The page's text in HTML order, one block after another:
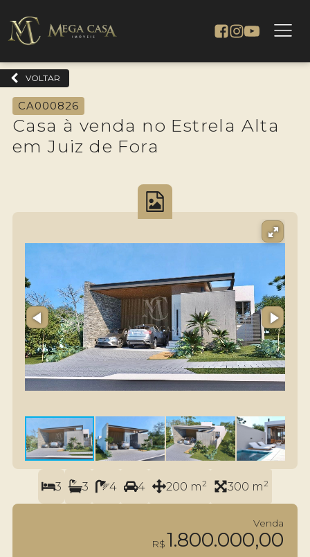
VOLTAR
CA000826
Casa à venda no Estrela Alta
em Juiz de Fora
3 3 4 4 200 m2 300 m2
Venda
R$1.800.000,00